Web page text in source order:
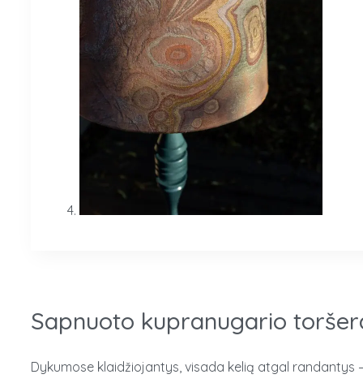
Sapnuoto kupranugario
Dykumose klaidžiojantys, visada kelią atgal randantys